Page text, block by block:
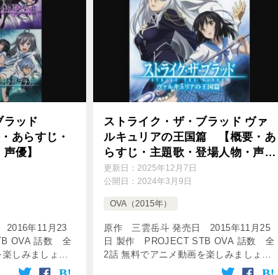
ラッド
あらすじ・
優】
年11月23
OVA 話数 全
しみましょう♪
帰ってきた〟
ストライク・ザ・ブラッド ヴァ
ルキュリアの王国篇 【概要・あ
らすじ・主題歌・登場人物・声
優】
更新日：2025年12月7日
公開日：2024年3月9日
OVA（2015年）
原作 三雲岳斗 発売日 2015年11月25
日 製作 PROJECT STB OVA 話数 全
2話 無料でアニメ動画を楽しみましょう♪
【作業用BGM】ホモと見るSILVER